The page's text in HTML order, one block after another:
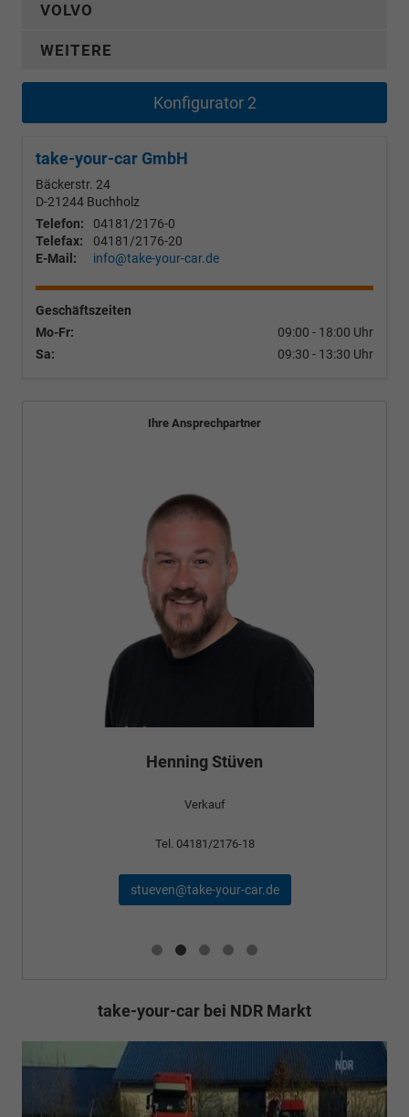
VOLVO
WEITERE
Konfigurator 2
take-your-car GmbH
Bäckerstr. 24
D-21244 Buchholz
Telefon:
04181/2176-0
Telefax:
04181/2176-20
E-Mail:
info@take-your-car.de
Geschäftszeiten
Mo-Fr:
09:00 - 18:00 Uhr
Sa:
09:30 - 13:30 Uhr
Ihre Ansprechpartner
take-your-car bei NDR Markt